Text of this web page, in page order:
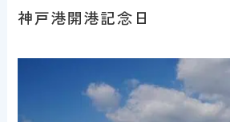
神戸港開港記念日